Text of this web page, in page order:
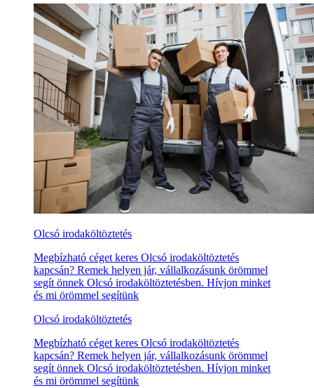
Olcsó irodaköltöztetés
Megbízható céget keres Olcsó irodaköltöztetés
kapcsán? Remek helyen jár, vállalkozásunk örömmel
segít önnek Olcsó irodaköltöztetésben. Hívjon minket
és mi örömmel segítünk
Olcsó irodaköltöztetés
Megbízható céget keres Olcsó irodaköltöztetés
kapcsán? Remek helyen jár, vállalkozásunk örömmel
segít önnek Olcsó irodaköltöztetésben. Hívjon minket
és mi örömmel segítünk